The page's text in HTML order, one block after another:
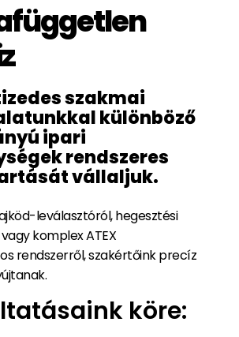
szakmai
különböző
ipari
rendszeres
vállaljuk.
leválasztóról, hegesztési
komplex ATEX
rendszerről, szakértőink precíz
köre: